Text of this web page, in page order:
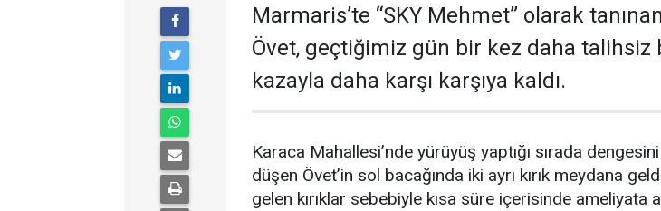
Marmaris’te “SKY Mehmet” olarak
Övet, geçtiğimiz gün bir kez daha talihsiz
kazayla daha karşı karşıya kaldı.
Karaca Mahallesi’nde yürüyüş yaptığı sırada
düşen Övet’in sol bacağında iki ayrı kırık meydana
gelen kırıklar sebebiyle kısa süre içerisinde ameliyata